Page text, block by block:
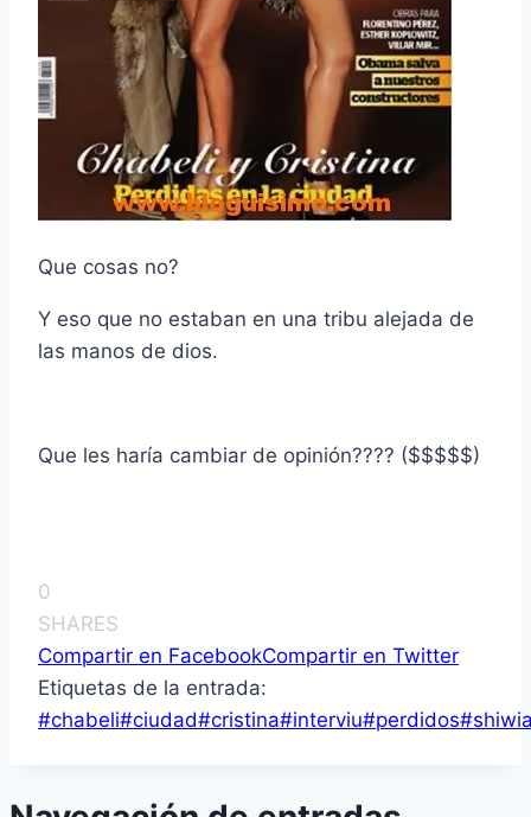
Que cosas no?
Y eso que no estaban en una tribu alejada de
las manos de dios.
Que les harí­a cambiar de opinión???? ($$$$$)
0
SHARES
Compartir en FacebookCompartir en Twitter
Etiquetas de la entrada:
#chabeli#ciudad#cristina#interviu#perdidos#